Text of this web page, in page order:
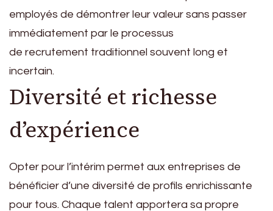
employés de démontrer leur valeur sans passer
immédiatement par le processus
de recrutement traditionnel souvent long et
incertain.
Diversité et richesse
d’expérience
Opter pour l’intérim permet aux entreprises de
bénéficier d’une diversité de profils enrichissante
pour tous. Chaque talent apportera sa propre